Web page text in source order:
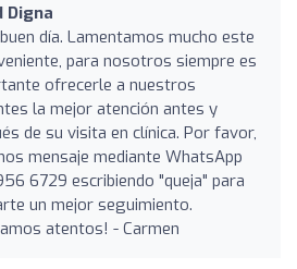
Digna
día. Lamentamos mucho este
para nosotros siempre es
ofrecerle a nuestros
la mejor atención antes y
de su visita en clínica. Por favor,
mensaje mediante WhatsApp
6729 escribiendo "queja" para
un mejor seguimiento.
atentos! - Carmen